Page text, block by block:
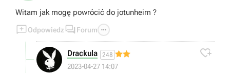
Witam jak mogę powrócić do jotunheim ?
Odpowiedz  Forum 
Drackula 248
2023-04-27 14:07
